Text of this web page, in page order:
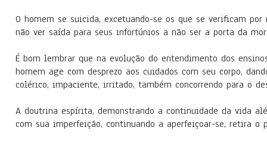
O homem se suicida, excetuando-se os que se verificam
não ver saída para seus infortúnios a não ser a porta da
É bom lembrar que na evolução do entendimento dos
homem age com desprezo aos cuidados com seu corpo,
colérico, impaciente, irritado, também concorrendo para o
A doutrina espírita, demonstrando a continuidade da vida
com sua imperfeição, continuando a aperfeiçoar-se, retira